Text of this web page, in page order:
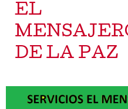
EL
DE LA PAZ